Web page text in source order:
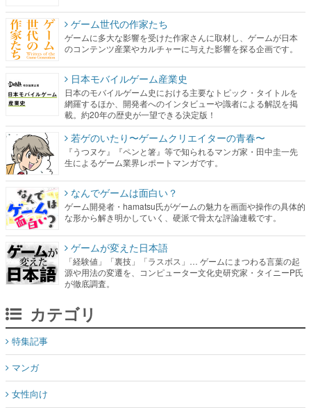
ゲーム世代の作家たち
ゲームに多大な影響を受けた作家さんに取材し、ゲームが日本
のコンテンツ産業やカルチャーに与えた影響を探る企画です。
日本モバイルゲーム産業史
日本のモバイルゲーム史における主要なトピック・タイトルを
網羅するほか、開発者へのインタビューや識者による解説を掲
載。約20年の歴史が一望できる決定版！
若ゲのいたり〜ゲームクリエイターの青春〜
『うつヌケ』『ペンと箸』等で知られるマンガ家・田中圭一先
生によるゲーム業界レポートマンガです。
なんでゲームは面白い？
ゲーム開発者・hamatsu氏がゲームの魅力を画面や操作の具体的
な形から解き明かしていく、硬派で骨太な評論連載です。
ゲームが変えた日本語
「経験値」「裏技」「ラスボス」… ゲームにまつわる言葉の起
源や用法の変遷を、コンピューター文化史研究家・タイニーP氏
が徹底調査。
カテゴリ
特集記事
マンガ
女性向け